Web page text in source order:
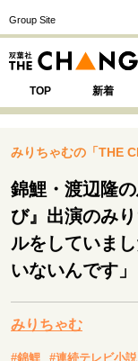
Group Site
TOP 新着
SPECIAL 注目の記事
サイトの核・哲学
未知への挑戦
みりちゃむの「THE
錦鯉・渡辺隆
び』出演のみ
ルをしていま
いないんです」
みりちゃむ
#錦鯉 #連続テレビ小説